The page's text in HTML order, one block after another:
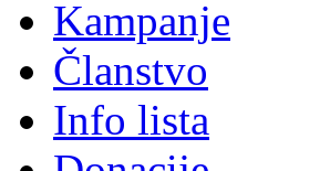
Kampanje
Članstvo
Info lista